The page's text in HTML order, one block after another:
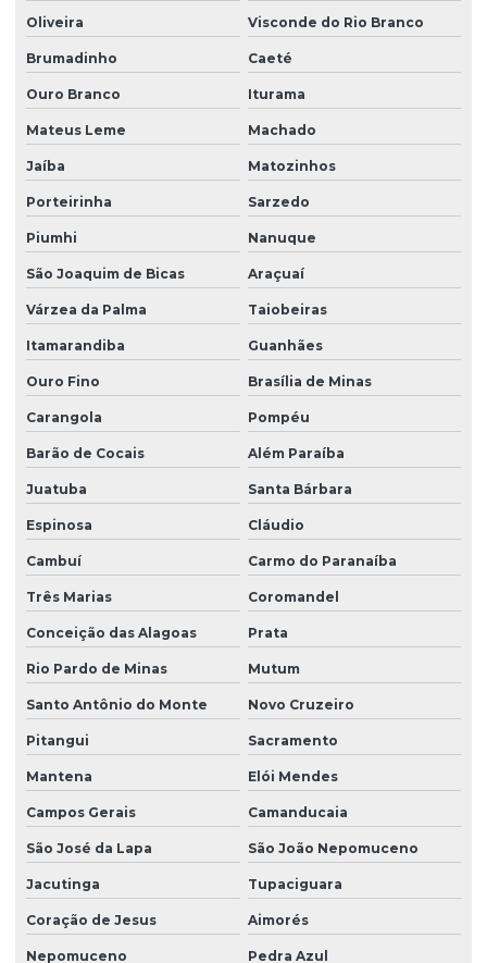
Oliveira Visconde do Rio Branco
Brumadinho Caeté
Ouro Branco Iturama
Mateus Leme Machado
Jaíba Matozinhos
Porteirinha Sarzedo
Piumhi Nanuque
São Joaquim de Bicas Araçuaí
Várzea da Palma Taiobeiras
Itamarandiba Guanhães
Ouro Fino Brasília de Minas
Carangola Pompéu
Barão de Cocais Além Paraíba
Juatuba Santa Bárbara
Espinosa Cláudio
Cambuí Carmo do Paranaíba
Três Marias Coromandel
Conceição das Alagoas Prata
Rio Pardo de Minas Mutum
Santo Antônio do Monte Novo Cruzeiro
Pitangui Sacramento
Mantena Elói Mendes
Campos Gerais Camanducaia
São José da Lapa São João Nepomuceno
Jacutinga Tupaciguara
Coração de Jesus Aimorés
Nepomuceno Pedra Azul